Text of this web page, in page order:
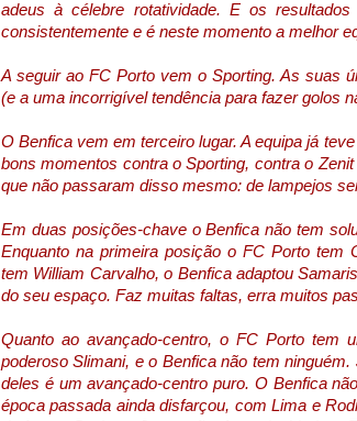
adeus à célebre rotatividade. E os
consistentemente e é neste momento a melhor
A seguir ao FC Porto vem o Sporting. As suas
(e a uma incorrigível tendência para fazer golos
O Benfica vem em terceiro lugar. A equipa já
bons momentos contra o Sporting, contra o
que não passaram disso mesmo: de lampejos
Em duas posições-chave o Benfica não tem
Enquanto na primeira posição o FC Porto tem
tem William Carvalho, o Benfica adaptou
do seu espaço. Faz muitas faltas, erra muitos
Quanto ao avançado-centro, o FC Porto tem
poderoso Slimani, e o Benfica não tem
deles é um avançado-centro puro. O Benfica
época passada ainda disfarçou, com Lima e